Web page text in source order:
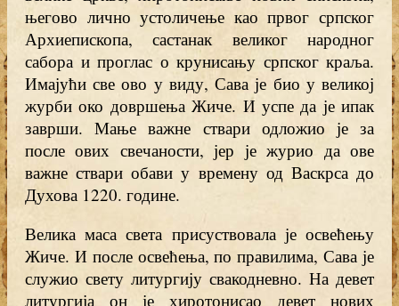
његово лично устоличење као првог српског
Архиепископа, састанак великог народног
сабора и проглас о крунисању српског краља.
Имајући све ово у виду, Сава је био у великој
журби око довршења Жиче. И успе да је ипак
заврши. Мање важне ствари одложио је за
после ових свечаности, јер је журио да ове
важне ствари обави у времену од Васкрса до
Духова 1220. године.
Велика маса света присуствовала је освећењу
Жиче. И после освећења, по правилима, Сава је
служио свету литургију свакодневно. На девет
литургија он је хиротонисао девет нових